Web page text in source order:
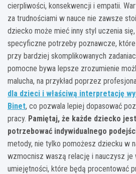
cierpliwości, konsekwencji i empatii.
za trudnościami w nauce nie zawsze
dziecko może mieć inny styl uczenia
specyficzne potrzeby poznawcze,
przy bardziej skomplikowanych
pomocne bywa lepsze zrozumienie
malucha, na przykład poprzez
dla dzieci i właściwą interpretację
Binet, co pozwala lepiej dopasować
pracy. Pamiętaj, że każde dziecko
potrzebować indywidualnego
metody, nie tylko pomożesz dziecku w
wzmocnisz waszą relację i nauczysz je
umiejętności, które będą procentować